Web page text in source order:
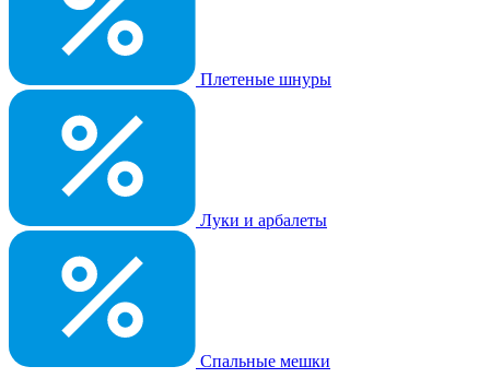
Плетеные шнуры
Луки и арбалеты
Спальные мешки